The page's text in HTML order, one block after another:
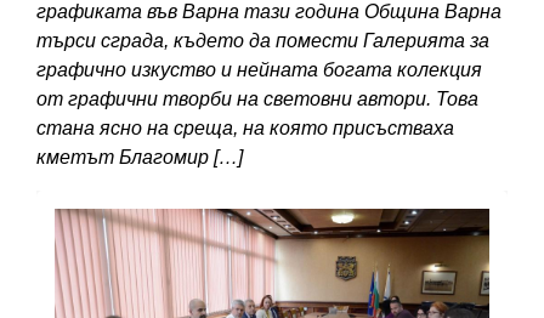
графиката във Варна тази година Община Варна
търси сграда, където да помести Галерията за
графично изкуство и нейната богата колекция
от графични творби на световни автори. Това
стана ясно на среща, на която присъстваха
кметът Благомир […]